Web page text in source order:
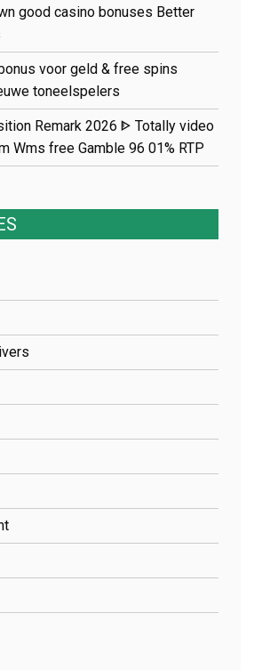
good casino bonuses Better
voor geld & free spins
toneelspelers
Remark 2026 ᐈ Totally video
Wms free Gamble 96 01% RTP